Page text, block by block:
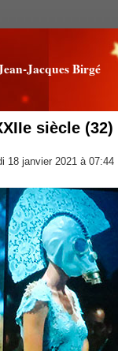
Jacques Birgé
siècle
18 janvier 2021 à 07:44